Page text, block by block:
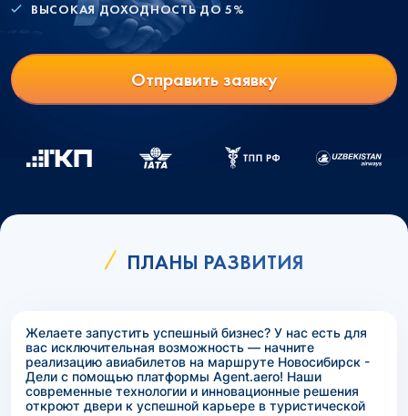
ВЫСОКАЯ ДОХОДНОСТЬ ДО 5%
Отправить заявку
ПЛАНЫ РАЗВИТИЯ
Желаете запустить успешный бизнес? У нас есть для
вас исключительная возможность — начните
реализацию авиабилетов на маршруте Новосибирск -
Дели с помощью платформы Agent.aero! Наши
современные технологии и инновационные решения
откроют двери к успешной карьере в туристической